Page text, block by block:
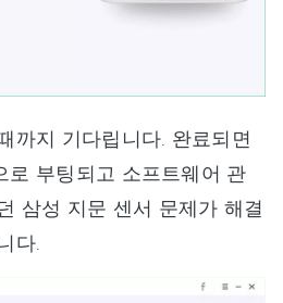
까지 기다립니다. 완료되면
로 부팅되고 소프트웨어 관
삼성 지문 센서 문제가 해결
다.